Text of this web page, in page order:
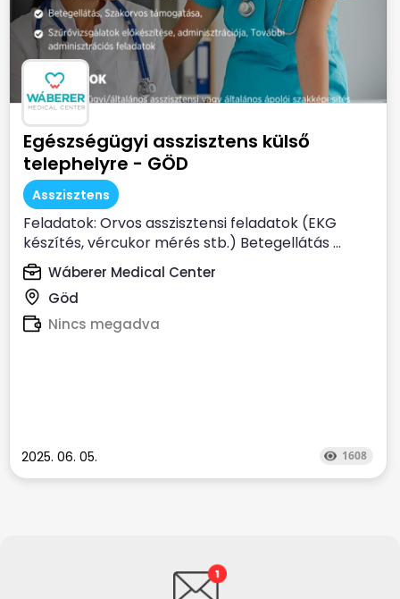
Egészségügyi asszisztens külső
telephelyre - GÖD
Asszisztens
Feladatok: Orvos asszisztensi feladatok (EKG
készítés, vércukor mérés stb.) Betegellátás ...
Wáberer Medical Center
Göd
Nincs megadva
2025. 06. 05. 1608